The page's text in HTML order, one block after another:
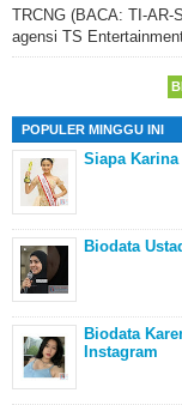
TRCNG (BACA: TI-AR-
agensi TS
POPULER MINGGU INI
Siapa
Biodata
Biodata
Instagram